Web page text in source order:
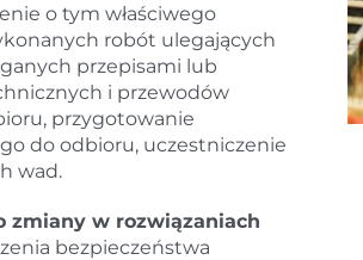
o tym właściwego
robót ulegających
przepisami lub
i przewodów
przygotowanie
do odbioru, uczestniczenie
wad.
zmiany w rozwiązaniach
bezpieczeństwa